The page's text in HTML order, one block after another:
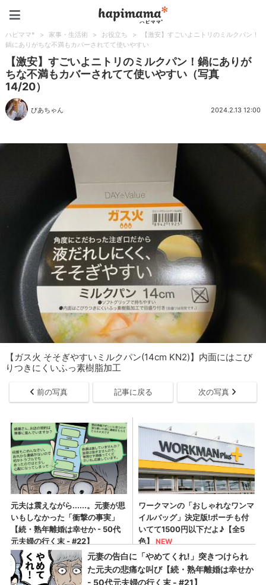
ハピママ* > 家事・生活術 > お役立ち >
【激安】すごいよニトリのミルクパン！
鍋にありがちな不満もカバーされてて使いやすい
【激安】すごいよニトリのミルクパン！鍋にありが
ちな不満もカバーされてて使いやすい（写真
14/20）
びあちゃん 2024.2.13 12:00
【ガス火 そそぎやすいミルクパン(14cm KN2)】内面にはこび
りつきにくいふっ素樹脂加工
前の写真 記事に戻る 次の写真